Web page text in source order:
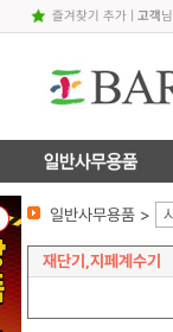
즐겨찾기 추가| 고객
일반사무용품 >
재단기,지페계수기